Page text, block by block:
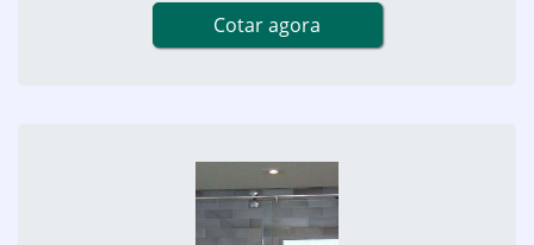
Cotar agora